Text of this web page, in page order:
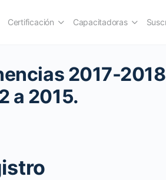
Certificación Capacitadoras
2017-
a 2015.